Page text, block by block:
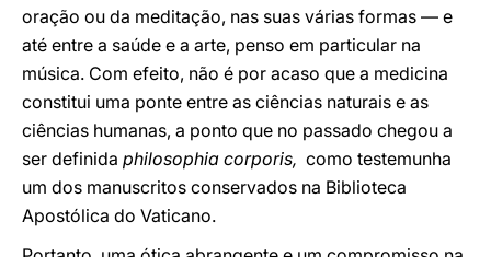
oração ou da meditação, nas suas várias formas — e
até entre a saúde e a arte, penso em particular na
música. Com efeito, não é por acaso que a medicina
constitui uma ponte entre as ciências naturais e as
ciências humanas, a ponto que no passado chegou a
ser definida philosophia corporis, como testemunha
um dos manuscritos conservados na Biblioteca
Apostólica do Vaticano.